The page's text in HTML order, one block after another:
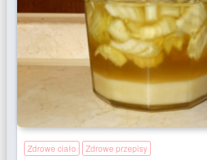
Zdrowe ciało Zdrowe przepisy